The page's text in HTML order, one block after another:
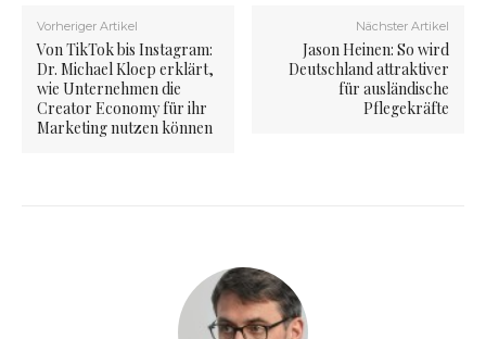
Vorheriger Artikel
Von TikTok bis Instagram:
Dr. Michael Kloep erklärt,
wie Unternehmen die
Creator Economy für ihr
Marketing nutzen können
Nächster Artikel
Jason Heinen: So wird
Deutschland attraktiver
für ausländische
Pflegekräfte